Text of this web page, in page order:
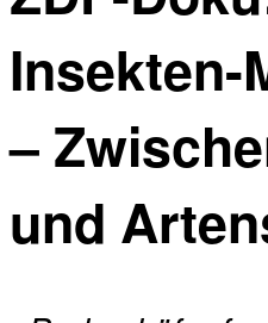
Insekten-
–
und